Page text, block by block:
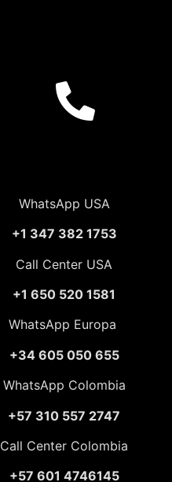
WhatsApp USA
+1 347 382 1753
Call Center USA
+1 650 520 1581
WhatsApp Europa
+34 605 050 655
WhatsApp Colombia
+57 310 557 2747
Call Center Colombia
+57 601 4746145